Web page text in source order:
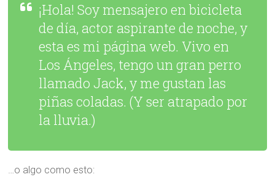
¡Hola! Soy mensajero en bicicleta
de día, actor aspirante de noche, y
esta es mi página web. Vivo en
Los Ángeles, tengo un gran perro
llamado Jack, y me gustan las
piñas coladas. (Y ser atrapado por
la lluvia.)
…o algo como esto: